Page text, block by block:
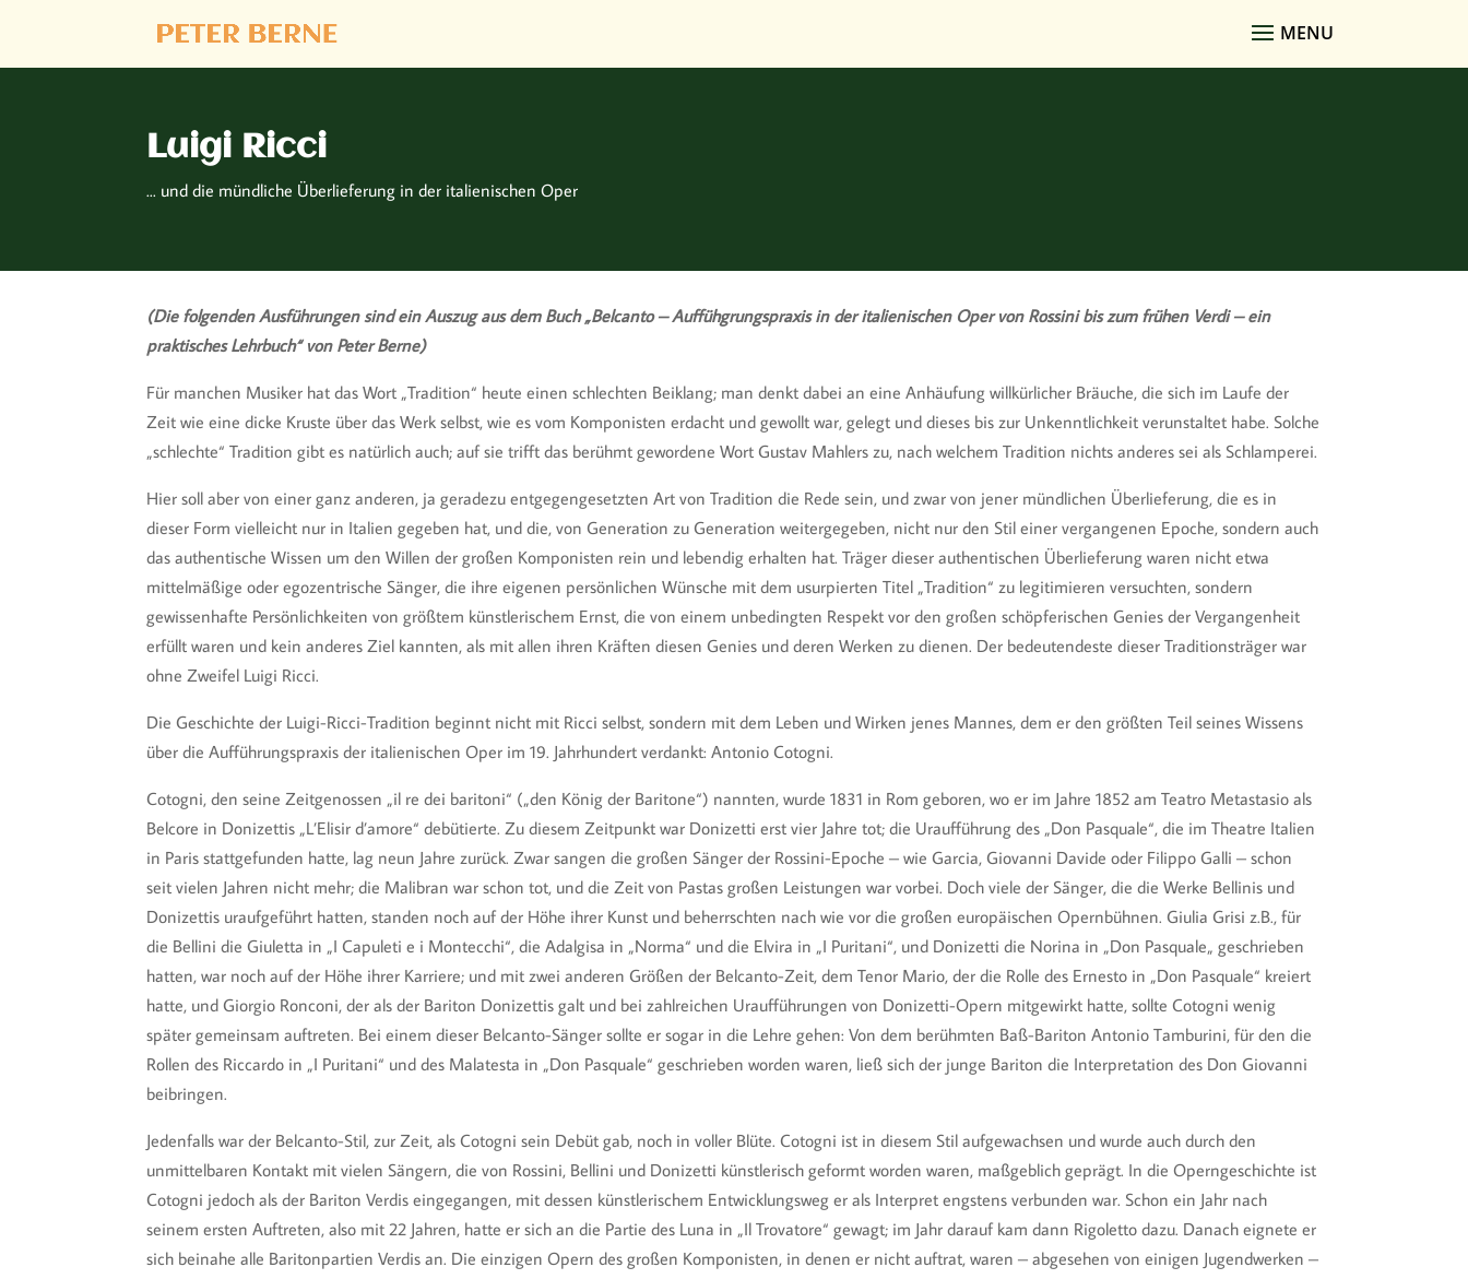
Luigi Ricci
... und die mündliche Überlieferung in der italienischen Oper
(Die folgenden Ausführungen sind ein Auszug aus dem Buch „Belcanto – Auffühgrungspraxis in der italienischen Oper von Rossini bis zum frühen Verdi – ein
praktisches Lehrbuch“ von Peter Berne)
Für manchen Musiker hat das Wort „Tradition“ heute einen schlechten Beiklang; man denkt dabei an eine Anhäufung willkürlicher Bräuche, die sich im Laufe der
Zeit wie eine dicke Kruste über das Werk selbst, wie es vom Komponisten erdacht und gewollt war, gelegt und dieses bis zur Unkenntlichkeit verunstaltet habe. Solche
„schlechte“ Tradition gibt es natürlich auch; auf sie trifft das berühmt gewordene Wort Gustav Mahlers zu, nach welchem Tradition nichts anderes sei als Schlamperei.
Hier soll aber von einer ganz anderen, ja geradezu entgegengesetzten Art von Tradition die Rede sein, und zwar von jener mündlichen Überlieferung, die es in
dieser Form vielleicht nur in Italien gegeben hat, und die, von Generation zu Generation weitergegeben, nicht nur den Stil einer vergangenen Epoche, sondern auch
das authentische Wissen um den Willen der großen Komponisten rein und lebendig erhalten hat. Träger dieser authentischen Überlieferung waren nicht etwa
mittelmäßige oder egozentrische Sänger, die ihre eigenen persönlichen Wünsche mit dem usurpierten Titel „Tradition“ zu legitimieren versuchten, sondern
gewissenhafte Persönlichkeiten von größtem künstlerischem Ernst, die von einem unbedingten Respekt vor den großen schöpferischen Genies der Vergangenheit
erfüllt waren und kein anderes Ziel kannten, als mit allen ihren Kräften diesen Genies und deren Werken zu dienen. Der bedeutendeste dieser Traditionsträger war
ohne Zweifel Luigi Ricci.
Die Geschichte der Luigi-Ricci-Tradition beginnt nicht mit Ricci selbst, sondern mit dem Leben und Wirken jenes Mannes, dem er den größten Teil seines Wissens
über die Aufführungspraxis der italienischen Oper im 19. Jahrhundert verdankt: Antonio Cotogni.
Cotogni, den seine Zeitgenossen „il re dei baritoni“ („den König der Baritone“) nannten, wurde 1831 in Rom geboren, wo er im Jahre 1852 am Teatro Metastasio als
Belcore in Donizettis „L’Elisir d’amore“ debütierte. Zu diesem Zeitpunkt war Donizetti erst vier Jahre tot; die Uraufführung des „Don Pasquale“, die im Theatre Italien
in Paris stattgefunden hatte, lag neun Jahre zurück. Zwar sangen die großen Sänger der Rossini-Epoche – wie Garcia, Giovanni Davide oder Filippo Galli – schon
seit vielen Jahren nicht mehr; die Malibran war schon tot, und die Zeit von Pastas großen Leistungen war vorbei. Doch viele der Sänger, die die Werke Bellinis und
Donizettis uraufgeführt hatten, standen noch auf der Höhe ihrer Kunst und beherrschten nach wie vor die großen europäischen Opernbühnen. Giulia Grisi z.B., für
die Bellini die Giuletta in „I Capuleti e i Montecchi“, die Adalgisa in „Norma“ und die Elvira in „I Puritani“, und Donizetti die Norina in „Don Pasquale„ geschrieben
hatten, war noch auf der Höhe ihrer Karriere; und mit zwei anderen Größen der Belcanto-Zeit, dem Tenor Mario, der die Rolle des Ernesto in „Don Pasquale“ kreiert
hatte, und Giorgio Ronconi, der als der Bariton Donizettis galt und bei zahlreichen Uraufführungen von Donizetti-Opern mitgewirkt hatte, sollte Cotogni wenig
später gemeinsam auftreten. Bei einem dieser Belcanto-Sänger sollte er sogar in die Lehre gehen: Von dem berühmten Baß-Bariton Antonio Tamburini, für den die
Rollen des Riccardo in „I Puritani“ und des Malatesta in „Don Pasquale“ geschrieben worden waren, ließ sich der junge Bariton die Interpretation des Don Giovanni
beibringen.
Jedenfalls war der Belcanto-Stil, zur Zeit, als Cotogni sein Debüt gab, noch in voller Blüte. Cotogni ist in diesem Stil aufgewachsen und wurde auch durch den
unmittelbaren Kontakt mit vielen Sängern, die von Rossini, Bellini und Donizetti künstlerisch geformt worden waren, maßgeblich geprägt. In die Operngeschichte ist
Cotogni jedoch als der Bariton Verdis eingegangen, mit dessen künstlerischem Entwicklungsweg er als Interpret engstens verbunden war. Schon ein Jahr nach
seinem ersten Auftreten, also mit 22 Jahren, hatte er sich an die Partie des Luna in „Il Trovatore“ gewagt; im Jahr darauf kam dann Rigoletto dazu. Danach eignete er
sich beinahe alle Baritonpartien Verdis an. Die einzigen Opern des großen Komponisten, in denen er nicht auftrat, waren – abgesehen von einigen Jugendwerken –